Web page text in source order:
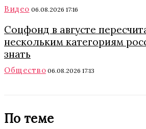
Видео 06.08.2026 17:16
Соцфонд в августе
нескольким категориям
знать
Общество 06.08.2026 17:13
По теме